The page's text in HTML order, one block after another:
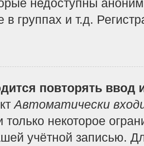
недоступны
группах и т.д.
повторять ввод
Автоматически
некоторое
учётной записью.